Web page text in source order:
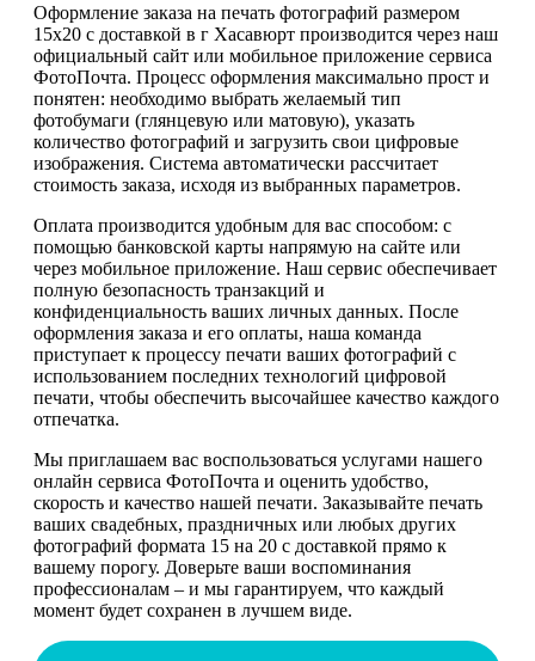
Оформление заказа на печать фотографий размером
15х20 с доставкой в г Хасавюрт производится через наш
официальный сайт или мобильное приложение сервиса
ФотоПочта. Процесс оформления максимально прост и
понятен: необходимо выбрать желаемый тип
фотобумаги (глянцевую или матовую), указать
количество фотографий и загрузить свои цифровые
изображения. Система автоматически рассчитает
стоимость заказа, исходя из выбранных параметров.
Оплата производится удобным для вас способом: с
помощью банковской карты напрямую на сайте или
через мобильное приложение. Наш сервис обеспечивает
полную безопасность транзакций и
конфиденциальность ваших личных данных. После
оформления заказа и его оплаты, наша команда
приступает к процессу печати ваших фотографий с
использованием последних технологий цифровой
печати, чтобы обеспечить высочайшее качество каждого
отпечатка.
Мы приглашаем вас воспользоваться услугами нашего
онлайн сервиса ФотоПочта и оценить удобство,
скорость и качество нашей печати. Заказывайте печать
ваших свадебных, праздничных или любых других
фотографий формата 15 на 20 с доставкой прямо к
вашему порогу. Доверьте ваши воспоминания
профессионалам – и мы гарантируем, что каждый
момент будет сохранен в лучшем виде.